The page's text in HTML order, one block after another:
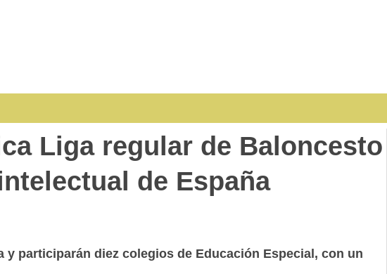
Liga regular de Baloncesto
de España
participarán diez colegios de Educación Especial, con un